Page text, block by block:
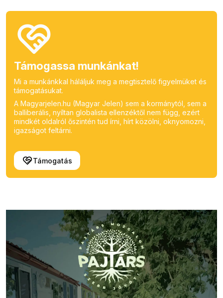
Támogassa munkánkat!
Mi a munkánkkal háláljuk meg a megtisztelő figyelmüket és
támogatásukat.
A Magyarjelen.hu (Magyar Jelen) sem a kormánytól, sem a
balliberális, nyíltan globalista ellenzéktől nem függ, ezért
mindkét oldalról őszintén tud írni, hírt közölni, oknyomozni,
igazságot feltárni.
Támogatás